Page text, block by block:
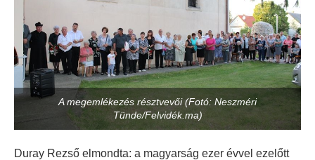
A megemlékezés résztvevői (Fotó: Neszméri
Tünde/Felvidék.ma)
Duray Rezső elmondta: a magyarság ezer évvel ezelőtt